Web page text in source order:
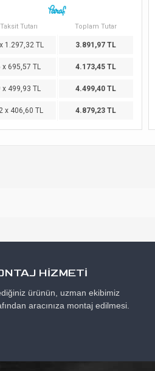
Taksit Tutarı Toplam Tutar
1.297,32 TL 3.891,97 TL
x 695,57 TL 4.173,45 TL
x 499,93 TL 4.499,40 TL
x 406,60 TL 4.879,23 TL
HİZMETİ
ürünün, uzman ekibimiz
aracınıza montaj edilmesi.